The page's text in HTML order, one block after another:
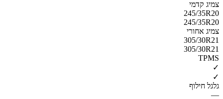
צמיג קדמי
245/35R20
245/35R20
צמיג אחורי
305/30R21
305/30R21
TPMS
✓
✓
גלגל חילוף
—